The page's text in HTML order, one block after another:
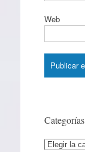
Web
Categorías
Categorías